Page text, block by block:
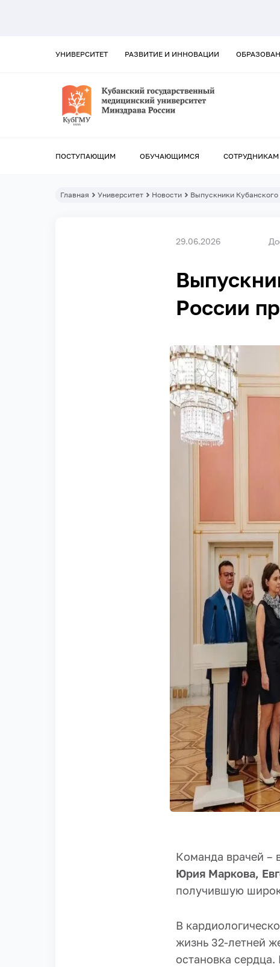
УНИВЕРСИТЕТ РАЗВИТИЕ И ИННОВАЦИИ
ПОСТУПАЮЩИМ ОБУЧАЮЩИМСЯ СОТРУДНИКАМ
Главная Университет Новости Выпускники
29.06.2026
России
Команда врачей –
Юрия Маркова,
получившую
В
жизнь 32‑летней
остановка